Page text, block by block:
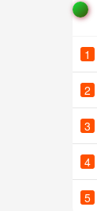
1
2
3
4
5